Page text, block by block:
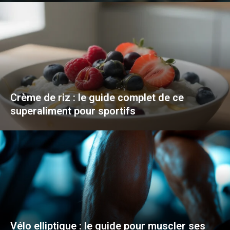
Crème de riz : le guide complet de ce
superaliment pour sportifs
Vélo elliptique : le guide pour muscler ses